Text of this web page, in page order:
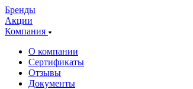
Бренды
Акции
Компания
О компании
Сертификаты
Отзывы
Документы